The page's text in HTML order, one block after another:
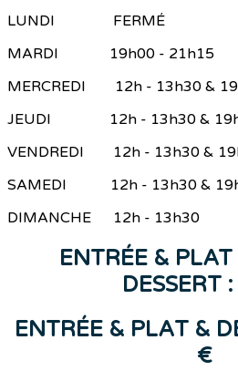
LUNDI FERMÉ
MARDI 19h00 - 21h15
MERCREDI 12h - 13h30 &
JEUDI 12h - 13h30 &
VENDREDI 12h - 13h30 &
SAMEDI 12h - 13h30 &
DIMANCHE 12h - 13h30
ENTRÉE & PLAT
DESSERT
ENTRÉE & PLAT &
€